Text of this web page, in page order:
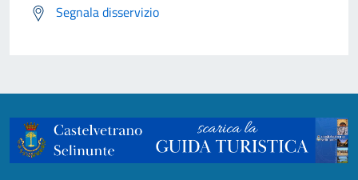
Segnala disservizio